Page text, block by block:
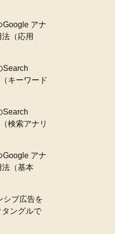
Google アナ
（応用
Search
キーワード
Search
検索アナリ
Google アナ
法（基本
シブ広告を
ングルで